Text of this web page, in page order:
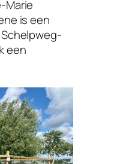
Marie
is een
een